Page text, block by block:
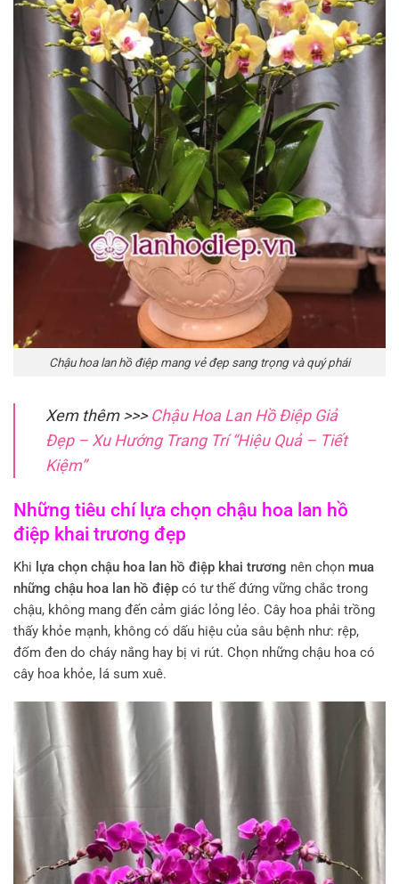
Chậu hoa lan hồ điệp mang vẻ đẹp sang trọng và quý phái
Xem thêm >>>Chậu Hoa Lan Hồ Điệp Giả
Đẹp – Xu Hướng Trang Trí “Hiệu Quả – Tiết
Kiệm”
Những tiêu chí lựa chọn chậu hoa lan hồ
điệp khai trương đẹp
Khi lựa chọn chậu hoa lan hồ điệp khai trương nên chọn mua
những chậu hoa lan hồ điệp có tư thế đứng vững chắc trong
chậu, không mang đến cảm giác lỏng lẻo. Cây hoa phải trồng
thấy khỏe mạnh, không có dấu hiệu của sâu bệnh như: rệp,
đốm đen do cháy nắng hay bị vi rút. Chọn những chậu hoa có
cây hoa khỏe, lá sum xuê.